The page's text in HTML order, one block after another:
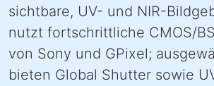
sichtbare, UV- und NIR-
nutzt fortschrittliche CMOS/
von Sony und GPixel;
bieten Global Shutter sowie